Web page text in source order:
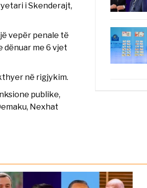
i Skenderajt,
vepër penale të
me 6 vjet
në rigjykim.
publike,
Nexhat